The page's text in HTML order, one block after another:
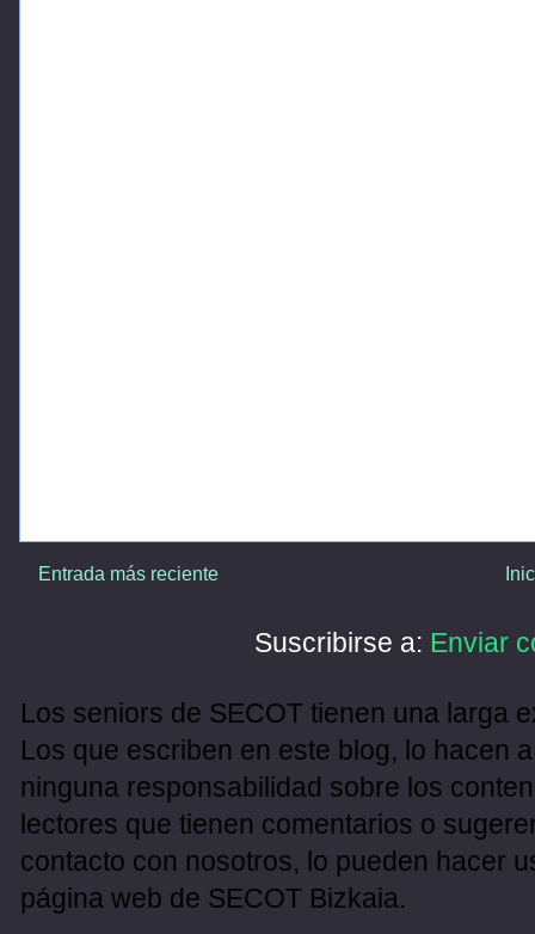
Entrada más reciente
Suscribirse a: Enviar
Los seniors de SECOT tienen una larga
Los que escriben en este blog, lo hacen
ninguna responsabilidad sobre los
lectores que tienen comentarios o
contacto con nosotros, lo pueden hacer
página web de SECOT Bizkaia.